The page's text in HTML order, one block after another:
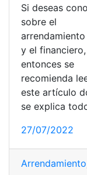
Si deseas
sobre el
y el financiero,
entonces se
recomienda
este artículo
se explica
27/07/2022
Arrendamiento